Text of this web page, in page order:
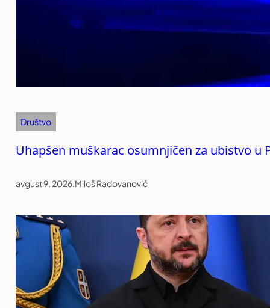
Društvo
Uhapšen muškarac osumnjičen za ubistvo u
avgust 9, 2026.Miloš Radovanović